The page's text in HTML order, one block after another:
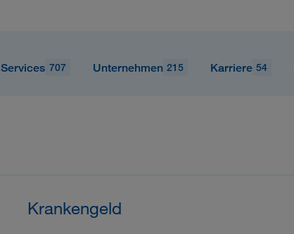
Services 707 Unternehmen 215 Karriere 54
Krankengeld